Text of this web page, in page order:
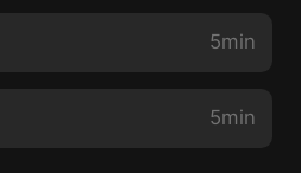
5min
5min